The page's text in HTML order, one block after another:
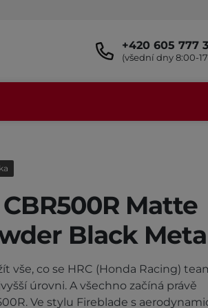
+420 605 777
(všední dny 8:00-
Matte
Black
vše, co se HRC (Honda Racing)
úrovni. A všechno začíná právě
Ve stylu Fireblade s